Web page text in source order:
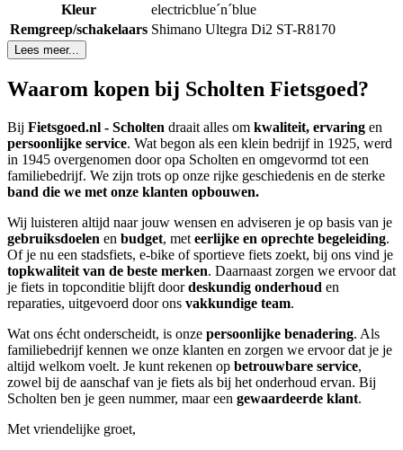
Kleur
electricblue´n´blue
Remgreep/schakelaars Shimano Ultegra Di2 ST-R8170
Lees meer...
Waarom kopen bij Scholten Fietsgoed?
Bij Fietsgoed.nl - Scholten draait alles om kwaliteit, ervaring en
persoonlijke service. Wat begon als een klein bedrijf in 1925, werd
in 1945 overgenomen door opa Scholten en omgevormd tot een
familiebedrijf. We zijn trots op onze rijke geschiedenis en de sterke
band die we met onze klanten opbouwen.
Wij luisteren altijd naar jouw wensen en adviseren je op basis van je
gebruiksdoelen en budget, met eerlijke en oprechte begeleiding.
Of je nu een stadsfiets, e-bike of sportieve fiets zoekt, bij ons vind je
topkwaliteit van de beste merken. Daarnaast zorgen we ervoor dat
je fiets in topconditie blijft doordeskundig onderhoud en
reparaties, uitgevoerd door ons vakkundige team.
Wat ons écht onderscheidt, is onze persoonlijke benadering. Als
familiebedrijf kennen we onze klanten en zorgen we ervoor dat je je
altijd welkom voelt. Je kunt rekenen op betrouwbare service,
zowel bij de aanschaf van je fiets als bij het onderhoud ervan. Bij
Scholten ben je geen nummer, maar een gewaardeerde klant.
Met vriendelijke groet,